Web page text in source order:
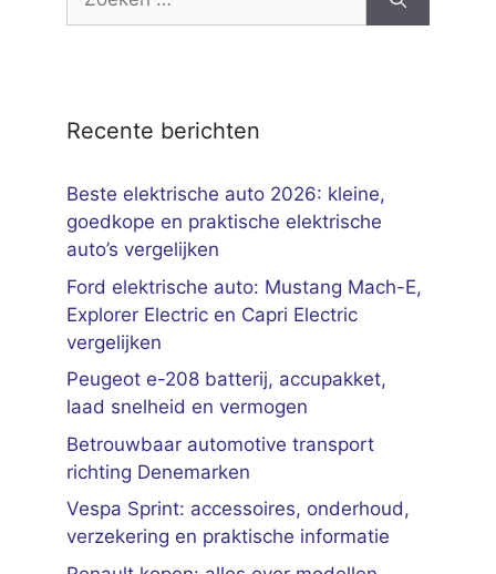
Recente berichten
Beste elektrische auto 2026: kleine,
goedkope en praktische elektrische
auto’s vergelijken
Ford elektrische auto: Mustang Mach-E,
Explorer Electric en Capri Electric
vergelijken
Peugeot e-208 batterij, accupakket,
laad snelheid en vermogen
Betrouwbaar automotive transport
richting Denemarken
Vespa Sprint: accessoires, onderhoud,
verzekering en praktische informatie